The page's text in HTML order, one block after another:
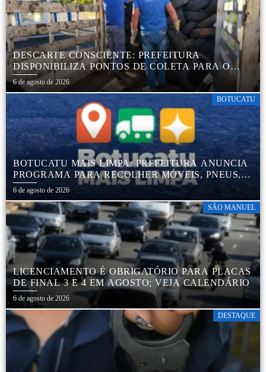
DESCARTE CONSCIENTE: PREFEITURA
DISPONIBILIZA PONTOS DE COLETA PARA O
DESCARTE AMBIENTALMENTE CORRETO DE
PNEUS, GARANTINDO DESTINAÇÃO ADEQUADA
E PRESERVAÇÃO AMBIENTAL
6 de agosto de 2026
BOTUCATU
BOTUCATU MAIS LIMPA: PREFEITURA ANUNCIA
PROGRAMA PARA RECOLHER MÓVEIS, PNEUS,
COLCHÕES E OUTROS MATERIAIS SEM USO
6 de agosto de 2026
SÃO MANUEL
LICENCIAMENTO É OBRIGATÓRIO PARA PLACAS
DE FINAL 3 E 4 EM AGOSTO; VEJA CALENDÁRIO
6 de agosto de 2026
DESTAQUE